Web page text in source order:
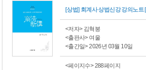
[상법] 회계사 상법신강 강의노트
<저자> 김혁붕
<출판사> 여울
<출간일> 2026년 03월 10일
<페이지수> 288페이지